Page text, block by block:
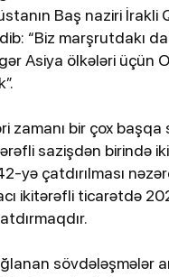
Baş naziri İrakli
“Biz marşrutdakı
Asiya ölkələri üçün
zamanı bir çox
sazişdən birində
yə çatdırılması
ikitərəfli ticarətdə
sövdələşmələr